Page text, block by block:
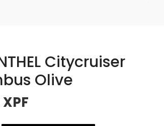
Citycruiser
Olive
XPF